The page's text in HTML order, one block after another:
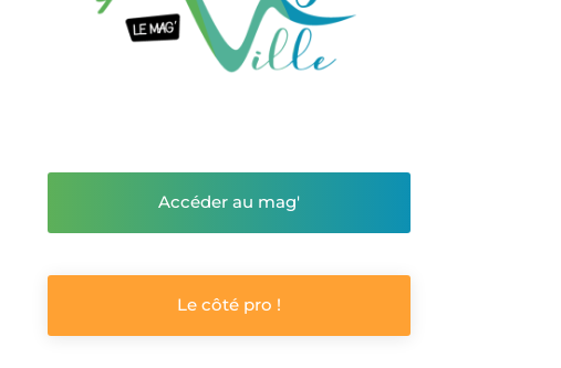
Accéder au mag'
Le côté pro !